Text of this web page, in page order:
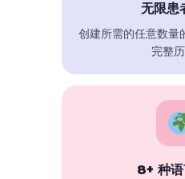
无限患
创建所需的任意数量
完整历
8+ 种语